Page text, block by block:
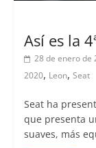
Así es la
28 de enero de
2020, Leon, Seat
Seat ha
que presenta
suaves, más